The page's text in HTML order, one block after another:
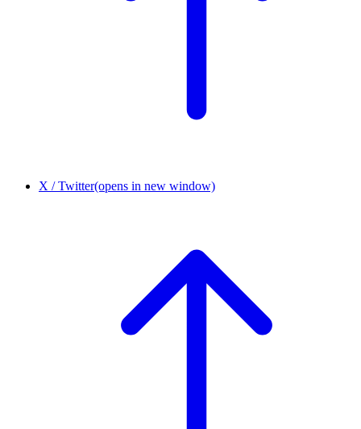
X / Twitter(opens in new window)